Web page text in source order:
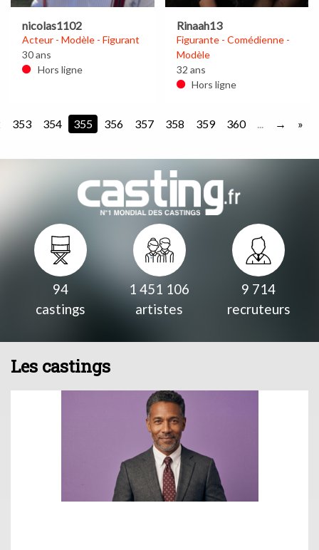
nicolas1102
Acteur - Modèle - Figurant
30 ans
Hors ligne
Rinaah13
Figurante - Comédienne -
Modèle
32 ans
Hors ligne
353 354 355 356 357 358 359 360 ... »
94
castings
1 451 106
artistes
9 714
recruteurs
Les castings